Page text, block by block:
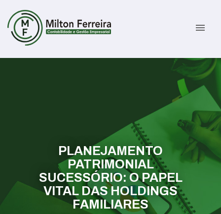
menu
Gestão Tributária e Fiscal
Previdenciária Trabalhista
Abertura de Empresas
Informativos
Contato
ÁREA DO CLIENTE
PLANEJAMENTO
PATRIMONIAL
SUCESSÓRIO: O PAPEL
VITAL DAS HOLDINGS
FAMILIARES